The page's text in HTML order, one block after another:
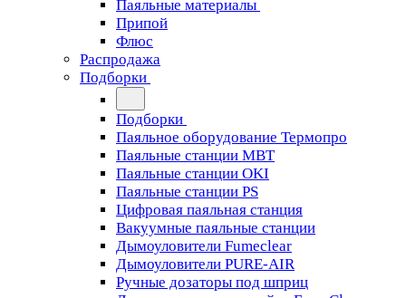
Паяльные материалы
Припой
Флюс
Распродажа
Подборки
Подборки
Паяльное оборудование Термопро
Паяльные станции MBT
Паяльные станции OKI
Паяльные станции PS
Цифровая паяльная станция
Вакуумные паяльные станции
Дымоуловители Fumeclear
Дымоуловители PURE-AIR
Ручные дозаторы под шприц